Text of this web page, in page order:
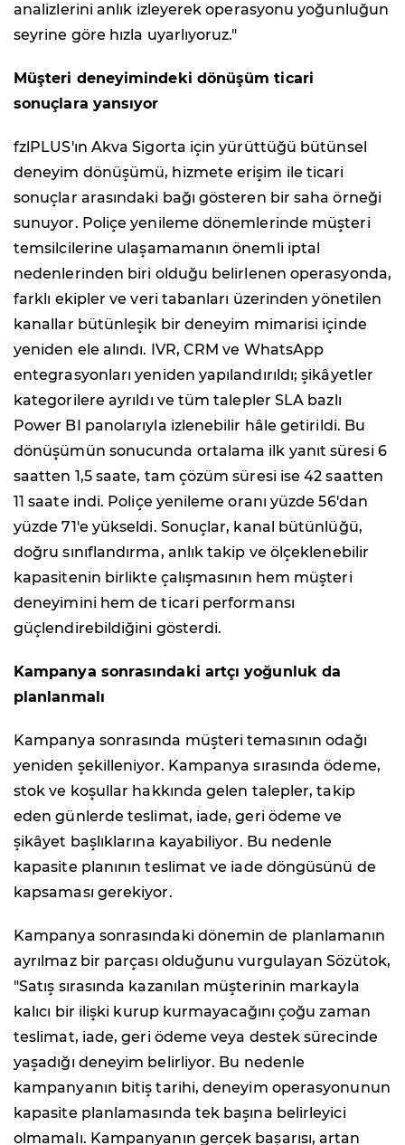
analizlerini anlık izleyerek operasyonu yoğunluğun
seyrine göre hızla uyarlıyoruz."
Müşteri deneyimindeki dönüşüm ticari
sonuçlara yansıyor
fzlPLUS'ın Akva Sigorta için yürüttüğü bütünsel
deneyim dönüşümü, hizmete erişim ile ticari
sonuçlar arasındaki bağı gösteren bir saha örneği
sunuyor. Poliçe yenileme dönemlerinde müşteri
temsilcilerine ulaşamamanın önemli iptal
nedenlerinden biri olduğu belirlenen operasyonda,
farklı ekipler ve veri tabanları üzerinden yönetilen
kanallar bütünleşik bir deneyim mimarisi içinde
yeniden ele alındı. IVR, CRM ve WhatsApp
entegrasyonları yeniden yapılandırıldı; şikâyetler
kategorilere ayrıldı ve tüm talepler SLA bazlı
Power BI panolarıyla izlenebilir hâle getirildi. Bu
dönüşümün sonucunda ortalama ilk yanıt süresi 6
saatten 1,5 saate, tam çözüm süresi ise 42 saatten
11 saate indi. Poliçe yenileme oranı yüzde 56'dan
yüzde 71'e yükseldi. Sonuçlar, kanal bütünlüğü,
doğru sınıflandırma, anlık takip ve ölçeklenebilir
kapasitenin birlikte çalışmasının hem müşteri
deneyimini hem de ticari performansı
güçlendirebildiğini gösterdi.
Kampanya sonrasındaki artçı yoğunluk da
planlanmalı
Kampanya sonrasında müşteri temasının odağı
yeniden şekilleniyor. Kampanya sırasında ödeme,
stok ve koşullar hakkında gelen talepler, takip
eden günlerde teslimat, iade, geri ödeme ve
şikâyet başlıklarına kayabiliyor. Bu nedenle
kapasite planının teslimat ve iade döngüsünü de
kapsaması gerekiyor.
Kampanya sonrasındaki dönemin de planlamanın
ayrılmaz bir parçası olduğunu vurgulayan Sözütok,
"Satış sırasında kazanılan müşterinin markayla
kalıcı bir ilişki kurup kurmayacağını çoğu zaman
teslimat, iade, geri ödeme veya destek sürecinde
yaşadığı deneyim belirliyor. Bu nedenle
kampanyanın bitiş tarihi, deneyim operasyonunun
kapasite planlamasında tek başına belirleyici
olmamalı. Kampanyanın gerçek başarısı, artan